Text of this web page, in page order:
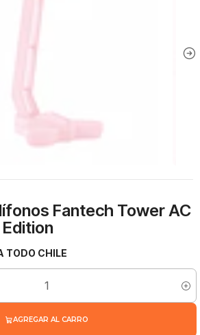
Fantech Tower AC
TODO CHILE
AGREGAR AL CARRO